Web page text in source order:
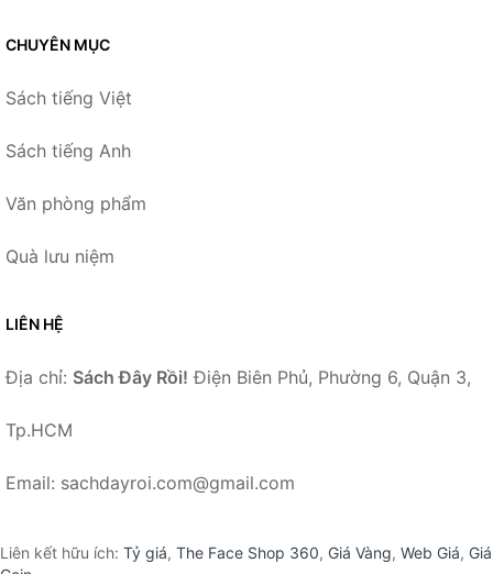
CHUYÊN MỤC
Sách tiếng Việt
Sách tiếng Anh
Văn phòng phẩm
Quà lưu niệm
LIÊN HỆ
Địa chỉ: Sách Đây Rồi! Điện Biên Phủ, Phường 6, Quận 3,
Tp.HCM
Email: sachdayroi.com@gmail.com
Liên kết hữu ích: Tỷ giá, The Face Shop 360, Giá Vàng, Web Giá, Giá